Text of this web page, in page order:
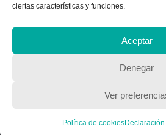
ciertas características y funciones.
Aceptar
Denegar
Ver
Política de cookiesDeclaración
CONTACTA CON NOSOTROS
Contacto
Quienes somos